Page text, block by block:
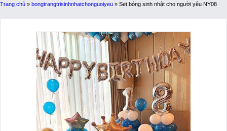
Trang chủ » bongtrangtrisinhnhatchonguoiyeu » Set bóng sinh nhật cho người yêu NY08